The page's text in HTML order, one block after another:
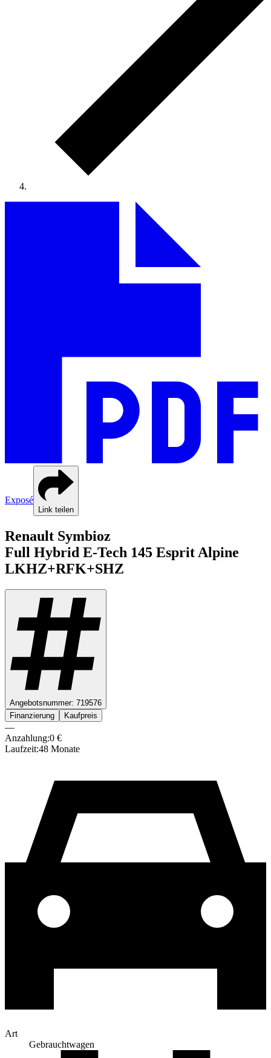
Exposé
Link teilen
Renault Symbioz
Full Hybrid E-Tech 145 Esprit Alpine
LKHZ+RFK+SHZ
Angebotsnummer: 719576
Finanzierung
Kaufpreis
—
Anzahlung:0 €
Laufzeit:48 Monate
Art
Gebrauchtwagen